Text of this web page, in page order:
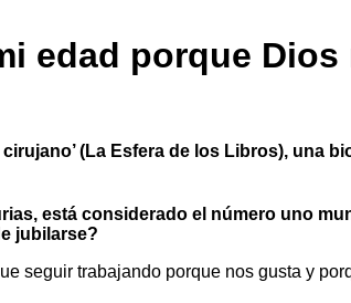
edad porque
cirujano’ (La Esfera de los Libros), una
está considerado el número uno
jubilarse?
seguir trabajando porque nos gusta y